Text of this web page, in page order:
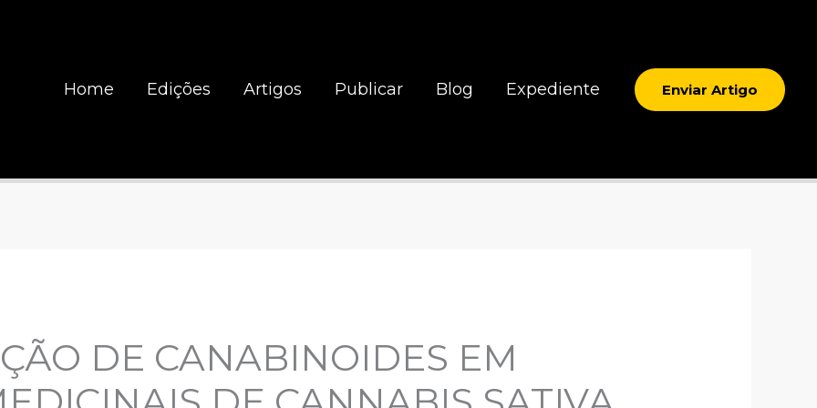
Home Edições Artigos Publicar Blog Expediente Enviar Artigo
DE CANABINOIDES EM